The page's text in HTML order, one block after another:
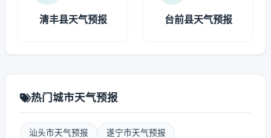
清丰县天气预报 台前县天气预报
热门城市天气预报
汕头市天气预报 遂宁市天气预报